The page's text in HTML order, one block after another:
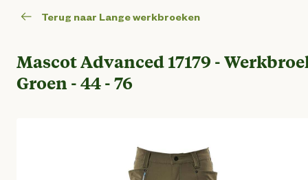
Terug naar Lange werkbroeken
Mascot Advanced 17179 -
Groen - 44 - 76